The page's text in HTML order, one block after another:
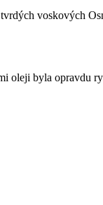
voskových
oleji byla opravdu